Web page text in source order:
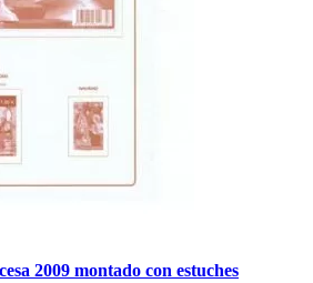
2009 montado con estuches